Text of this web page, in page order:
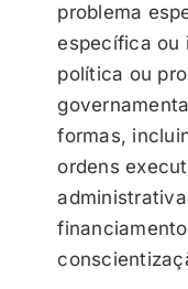
problema
específica ou
política ou
formas,
ordens